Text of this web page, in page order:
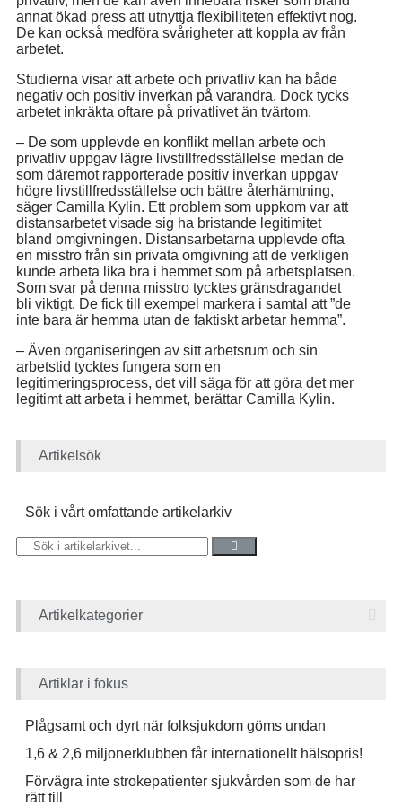
annat ökad press att utnyttja flexibiliteten effektivt nog.
De kan också medföra svårigheter att koppla av från
arbetet.
Studierna visar att arbete och privatliv kan ha både
negativ och positiv inverkan på varandra. Dock tycks
arbetet inkräkta oftare på privatlivet än tvärtom.
– De som upplevde en konflikt mellan arbete och
privatliv uppgav lägre livstillfredsställelse medan de
som däremot rapporterade positiv inverkan uppgav
högre livstillfredsställelse och bättre återhämtning,
säger Camilla Kylin. Ett problem som uppkom var att
distansarbetet visade sig ha bristande legitimitet
bland omgivningen. Distansarbetarna upplevde ofta
en misstro från sin privata omgivning att de verkligen
kunde arbeta lika bra i hemmet som på arbetsplatsen.
Som svar på denna misstro tycktes gränsdragandet
bli viktigt. De fick till exempel markera i samtal att ”de
inte bara är hemma utan de faktiskt arbetar hemma”.
– Även organiseringen av sitt arbetsrum och sin
arbetstid tycktes fungera som en
legitimeringsprocess, det vill säga för att göra det mer
legitimt att arbeta i hemmet, berättar Camilla Kylin.
Artikelsök
Sök i vårt omfattande artikelarkiv
Artikelkategorier
Artiklar i fokus
Plågsamt och dyrt när folksjukdom göms undan
1,6 & 2,6 miljonerklubben får internationellt hälsopris!
Förvägra inte strokepatienter sjukvården som de har
rätt till